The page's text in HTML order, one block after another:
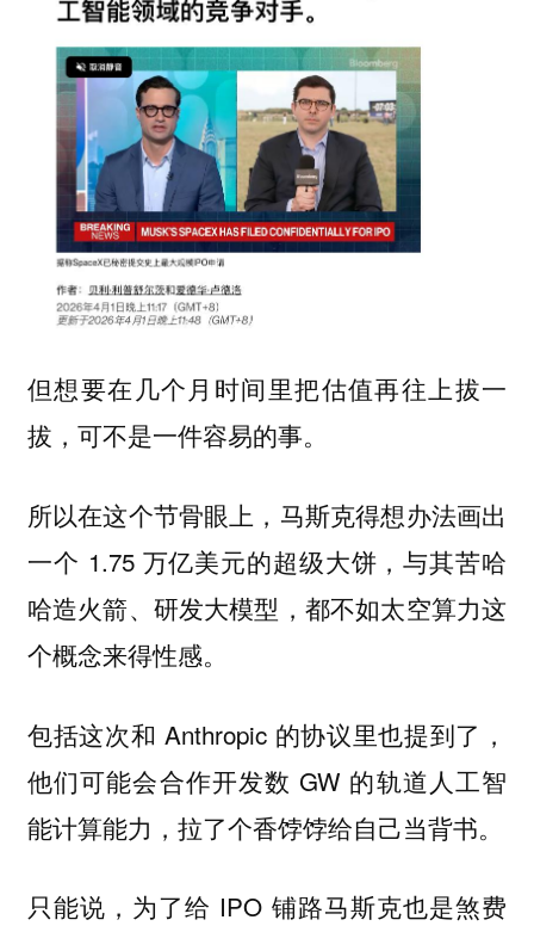
但想要在几个月时间里把估值再往上拔一
拔，可不是一件容易的事。
所以在这个节骨眼上，马斯克得想办法画出
一个 1.75 万亿美元的超级大饼，与其苦哈
哈造火箭、研发大模型，都不如太空算力这
个概念来得性感。
包括这次和 Anthropic 的协议里也提到了，
他们可能会合作开发数 GW 的轨道人工智
能计算能力，拉了个香饽饽给自己当背书。
只能说，为了给 IPO 铺路马斯克也是煞费